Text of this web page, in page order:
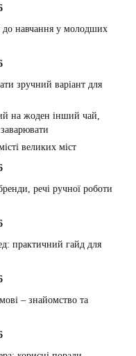
до навчання у молодших
зручний варіант для
на жоден інший чай,
великих міст
речі ручної роботи
практичний гайд для
– знайомство та